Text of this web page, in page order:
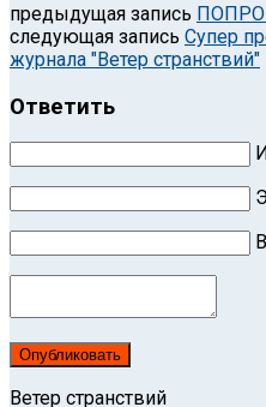
предыдущая запись
следующая запись Супер
журнала "Ветер странствий"
Ответить
Опубликовать
Ветер странствий